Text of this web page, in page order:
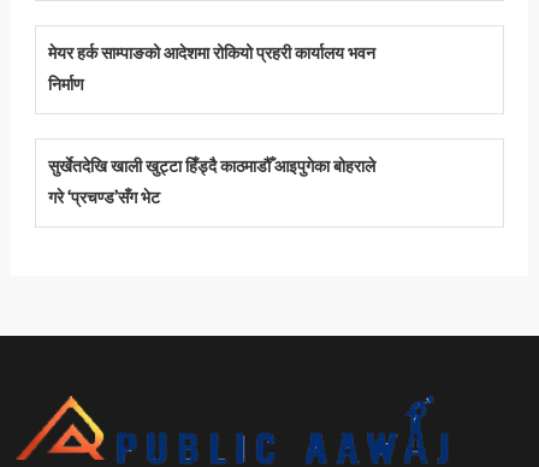
मेयर हर्क साम्पाङको आदेशमा रोकियो प्रहरी कार्यालय भवन
निर्माण
सुर्खेतदेखि खाली खुट्टा हिँड्दै काठमाडौँ आइपुगेका बोहराले
गरे ‘प्रचण्ड’सँग भेट